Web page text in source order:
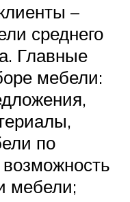
–
среднего
Главные
мебели:
по
возможность
мебели;